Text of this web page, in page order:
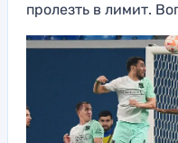
пролезть в лимит.